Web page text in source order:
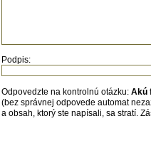
Podpis:
Odpovedzte na kontrolnú otázku: Akú
(bez správnej odpovede automat
a obsah, ktorý ste napísali, sa stratí.